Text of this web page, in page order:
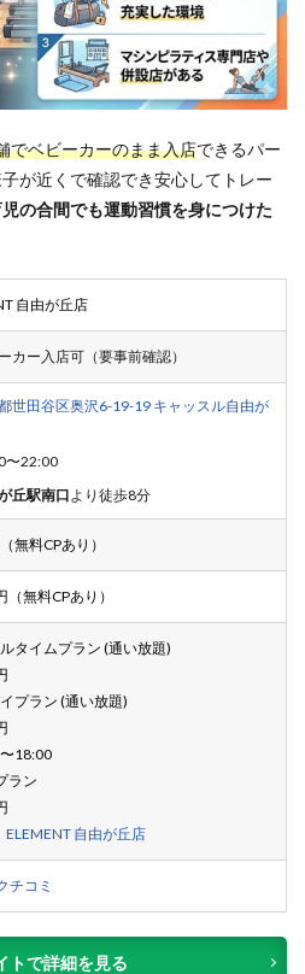
でベビーカーのまま入店できるパー
が近くで確認でき安心してトレー
の合間でも運動習慣を身につけた
自由が丘店
カー入店可（要事前確認）
世田谷区奥沢6-19-19 キャッスル自由が
〜22:00
丘駅南口 より徒歩8分
無料CPあり）
無料CPあり）
タイムプラン (通い放題)
プラン (通い放題)
18:00
ラン
ELEMENT 自由が丘店
チコミ
トで詳細を見る